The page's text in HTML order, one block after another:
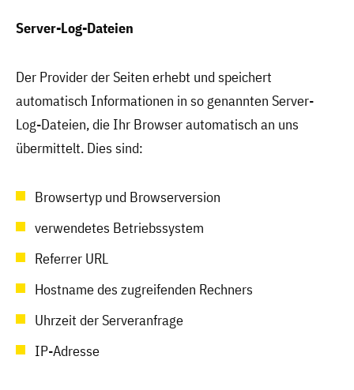
Server-Log-Dateien
Der Provider der Seiten erhebt und speichert
automatisch Informationen in so genannten Server-
Log-Dateien, die Ihr Browser automatisch an uns
übermittelt. Dies sind:
Browsertyp und Browserversion
verwendetes Betriebssystem
Referrer URL
Hostname des zugreifenden Rechners
Uhrzeit der Serveranfrage
IP-Adresse